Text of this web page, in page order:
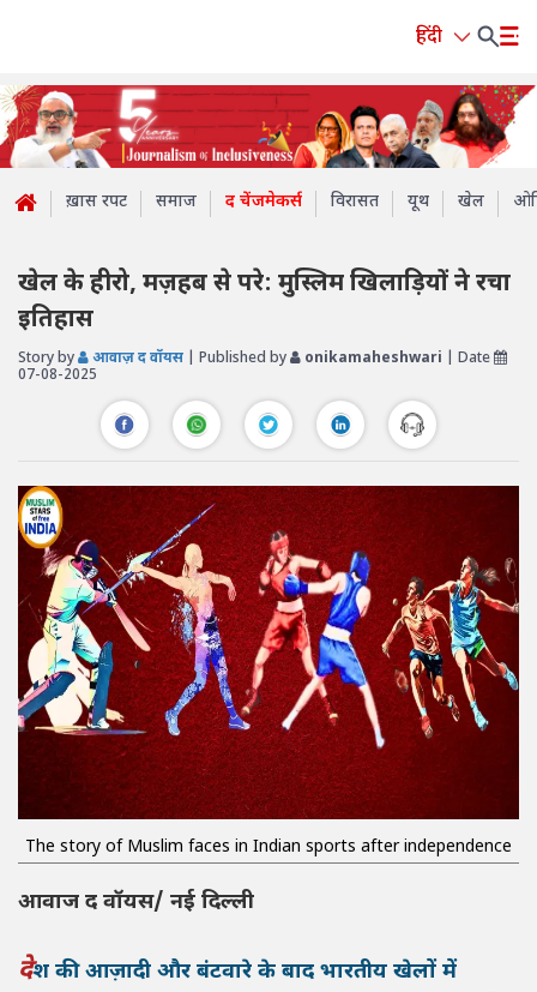
हिंदी
ख़ास रपट समाज द चेंजमेकर्स विरासत यूथ खेल
खेल के हीरो, मज़हब से परे: मुस्लिम खिलाड़ियों ने रचा
इतिहास
Story by आवाज़ द वॉयस | Published by onikamaheshwari | Date
07-08-2025
The story of Muslim faces in Indian sports after independence
आवाज द वॉयस/ नई दिल्ली
देश की आज़ादी और बंटवारे के बाद भारतीय खेलों में